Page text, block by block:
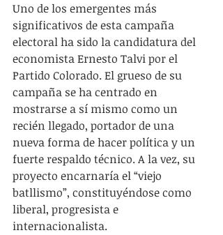
Uno de los emergentes más
significativos de esta campaña
electoral ha sido la candidatura del
economista Ernesto Talvi por el
Partido Colorado. El grueso de su
campaña se ha centrado en
mostrarse a sí mismo como un
recién llegado, portador de una
nueva forma de hacer política y un
fuerte respaldo técnico. A la vez, su
proyecto encarnaría el “viejo
batllismo”, constituyéndose como
liberal, progresista e
internacionalista.